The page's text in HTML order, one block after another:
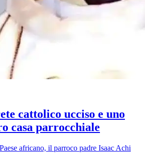
cattolico ucciso e uno
casa parrocchiale
africano, il parroco padre Isaac Achi